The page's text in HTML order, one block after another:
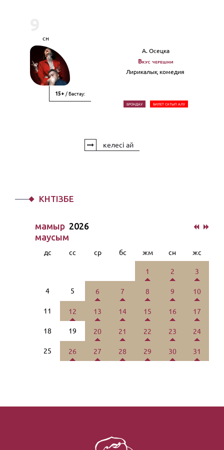
сн
15+ / Бастау:
А. Осецка
Вкус черешни
Лирикалық комедия
БРОНДАУ БИЛЕТ САТЫП АЛУ
келесі ай
КҮНТІЗБЕ
мамыр 2026
маусым
дс сс ср бс жм сн жс
1 2 3
4 5 6 7 8 9 10
11 12 13 14 15 16 17
18 19 20 21 22 23 24
25 26 27 28 29 30 31